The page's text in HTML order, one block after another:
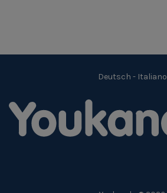
Deutsch - Italiano